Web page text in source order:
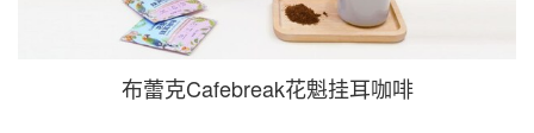
布蕾克Cafebreak花魁挂耳咖啡